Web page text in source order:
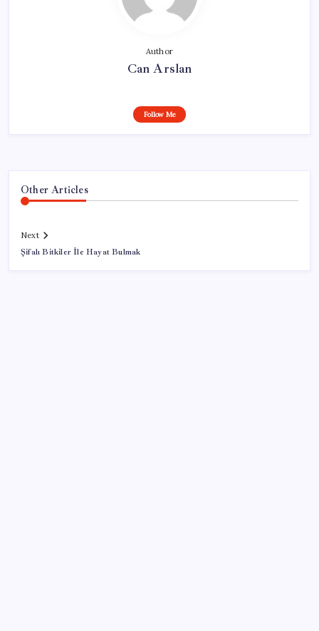
Author
Can Arslan
Follow Me
Other Articles
Next
Şifalı Bitkiler İle Hayat Bulmak